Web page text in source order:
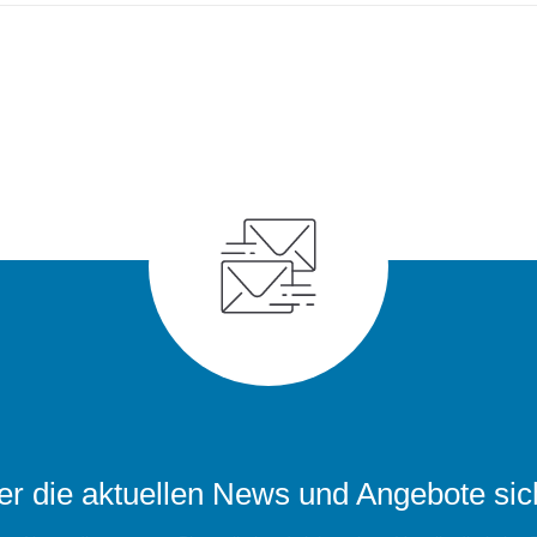
die aktuellen News und Angebote